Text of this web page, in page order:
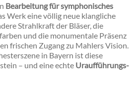
Bearbeitung für symphonisches
Werk eine völlig neue klangliche
Strahlkraft der Bläser, die
und die monumentale Präsenz
frischen Zugang zu Mahlers Vision.
in Bayern ist diese
– und eine echte Uraufführungs-